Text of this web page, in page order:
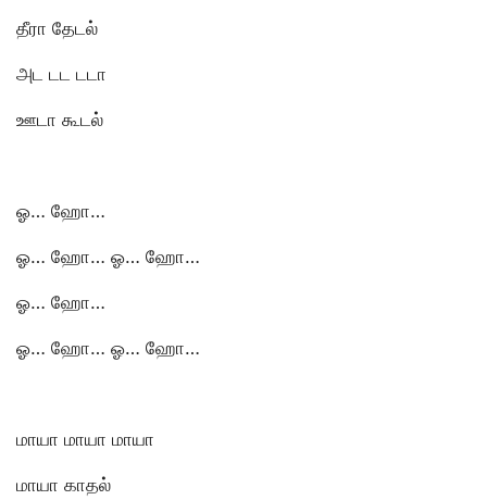
தீரா தேடல்
அட டட டடா
ஊடா கூடல்
ஓ… ஹோ…
ஓ… ஹோ… ஓ… ஹோ…
ஓ… ஹோ…
ஓ… ஹோ… ஓ… ஹோ…
மாயா மாயா மாயா
மாயா காதல்